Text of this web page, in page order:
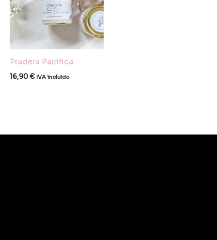
Pradera Pacífica
16,90€ IVA incluido